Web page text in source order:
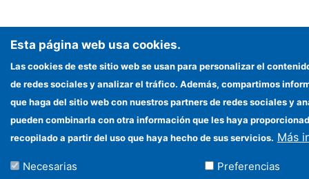
Esta página web usa cookies.
Las cookies de este sitio web se usan para personalizar el
de redes sociales y analizar el tráfico. Además, compartimos
que haga del sitio web con nuestros partners de redes sociales y
pueden combinarla con otra información que les haya
recopilado a partir del uso que haya hecho de sus servicios. Más
Necesarias Preferencias